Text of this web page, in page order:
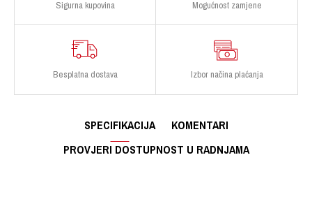
Sigurna kupovina Mogućnost zamjene
Besplatna dostava Izbor načina plaćanja
SPECIFIKACIJA
KOMENTARI
PROVJERI DOSTUPNOST U RADNJAMA